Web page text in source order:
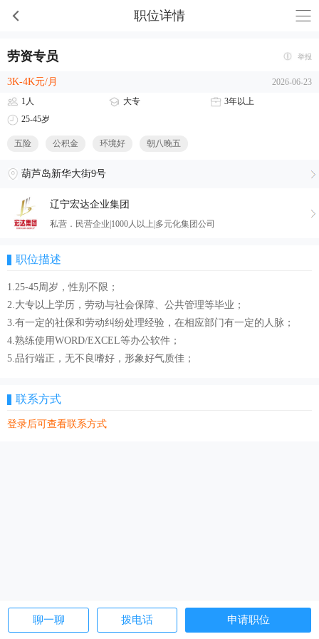
职位详情
聊一聊 拨电话 申请职位
劳资专员 举报
3K-4K元/月
2026-06-23
1人
大专
3年以上
25-45岁
五险 公积金 环境好 朝八晚五
葫芦岛新华大街9号
辽宁宏达企业集团
私营．民营企业|1000人以上|多元化集团公司
职位描述
1.25-45周岁，性别不限；
2.大专以上学历，劳动与社会保障、公共管理等毕业；
3.有一定的社保和劳动纠纷处理经验，在相应部门有一定的人脉；
4.熟练使用WORD/EXCEL等办公软件；
5.品行端正，无不良嗜好，形象好气质佳；
联系方式
登录后可查看联系方式